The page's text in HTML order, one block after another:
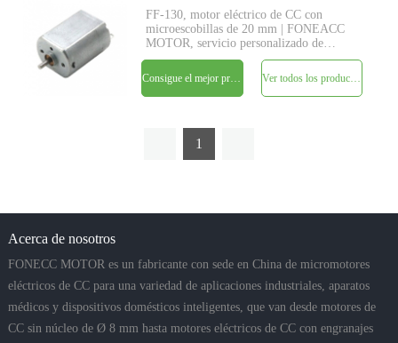
FF-130, motor eléctrico de CC con
microescobillas de 20 mm | FONEACC
MOTOR, servicio personalizado de
parámetros disponible.
Ver todos los productos
1
Acerca de nosotros
FONECC MOTOR es un fabricante con sede en China de micromotores
eléctricos de CC para una variedad de aplicaciones industriales, aparatos
médicos y dispositivos domésticos inteligentes, que van desde motores de
CC sin núcleo de Ø 8 mm hasta motores eléctricos de CC con engranajes